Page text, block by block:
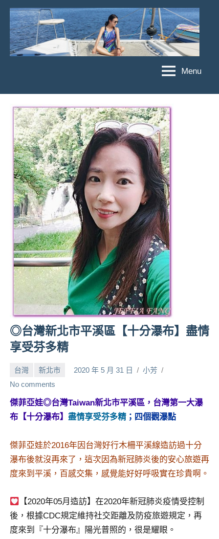
Skip
content
菲
亞
娃
JEFFIA
FANG
亞
娃
粉
絲
團、
主
題
旅
遊、
達
人
帶
路、
旅
遊
節
賓、
News
金
號
節
班
底、
景
目
主
吳
哥
泰
Menu
◎台灣新北市平溪區【十分瀑布】盡情
享受芬多精
台灣 新北市 2020 年 5 月 31 日
小芳
No comments
傑菲亞娃◎台灣Taiwan新北市平溪區，台灣第一大瀑
布【十分瀑布】 盡情享受芬多精 ；四個觀瀑點
傑菲亞娃於2016年因台灣好行木柵平溪線造訪過十分
瀑布後就沒再來了，這次因為新冠肺炎後的安心旅遊再
度來到平溪，百感交集，感覺能好好呼吸實在珍貴啊。
【2020年05月造訪】在2020年新冠肺炎疫情受控制
後，根據CDC規定維持社交距離及防疫旅遊規定，再
度來到『十分瀑布』陽光普照的，很是耀眼。